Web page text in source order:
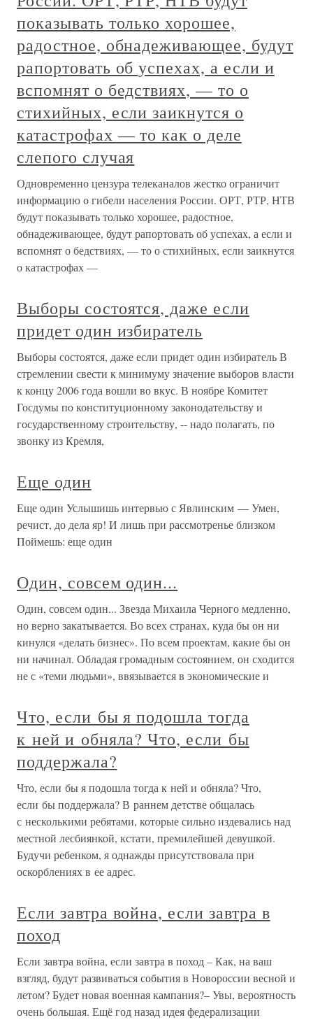
показывать только хорошее,
радостное, обнадеживающее, будут
рапортовать об успехах, а если и
вспомнят о бедствиях, — то о
стихийных, если заикнутся о
катастрофах — то как о деле
слепого случая
Одновременно цензура телеканалов жестко ограничит
информацию о гибели населения России. ОРТ, РТР, НТВ
будут показывать только хорошее, радостное,
обнадеживающее, будут рапортовать об успехах, а если и
вспомнят о бедствиях, — то о стихийных, если заикнутся
о катастрофах —
Выборы состоятся, даже если
придет один избиратель
Выборы состоятся, даже если придет один избиратель В
стремлении свести к минимуму значение выборов власти
к концу 2006 года вошли во вкус. В ноябре Комитет
Госдумы по конституционному законодательству и
государственному строительству, -- надо полагать, по
звонку из Кремля,
Еще один
Еще один Услышишь интервью с Явлинским — Умен,
речист, до дела яр! И лишь при рассмотренье близком
Поймешь: еще один
Один, совсем один...
Один, совсем один... Звезда Михаила Черного медленно,
но верно закатывается. Во всех странах, куда бы он ни
кинулся «делать бизнес». По всем проектам, какие бы он
ни начинал. Обладая громадным состоянием, он сходится
не с «теми людьми», ввязывается в экономические и
Что, если бы я подошла тогда
к ней и обняла? Что, если бы
поддержала?
Что, если бы я подошла тогда к ней и обняла? Что,
если бы поддержала? В раннем детстве общалась
с несколькими ребятами, которые сильно издевались над
местной лесбиянкой, кстати, премилейшей девушкой.
Будучи ребенком, я однажды присутствовала при
оскорблениях в ее адрес.
Если завтра война, если завтра в
поход
Если завтра война, если завтра в поход – Как, на ваш
взгляд, будут развиваться события в Новороссии весной и
летом? Будет новая военная кампания?– Увы, вероятность
очень большая. Ещё год назад идея федерализации